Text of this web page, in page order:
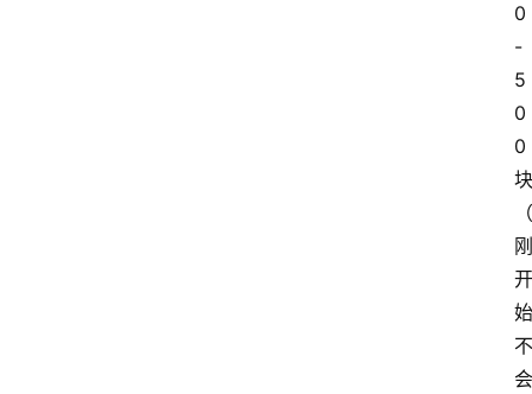
0
-
5
0
0
块
（
刚
开
始
不
会